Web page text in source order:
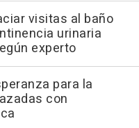
visitas al baño
urinaria
experto
para la
con